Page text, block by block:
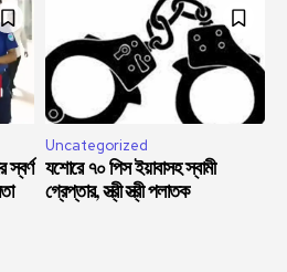
স্বর্ণ
Uncategorized
যশোরে ৭০ পিস ইয়াবাসহ স্বামী
গ্রেপ্তার, স্ত্রী স্ত্রী পলাতক